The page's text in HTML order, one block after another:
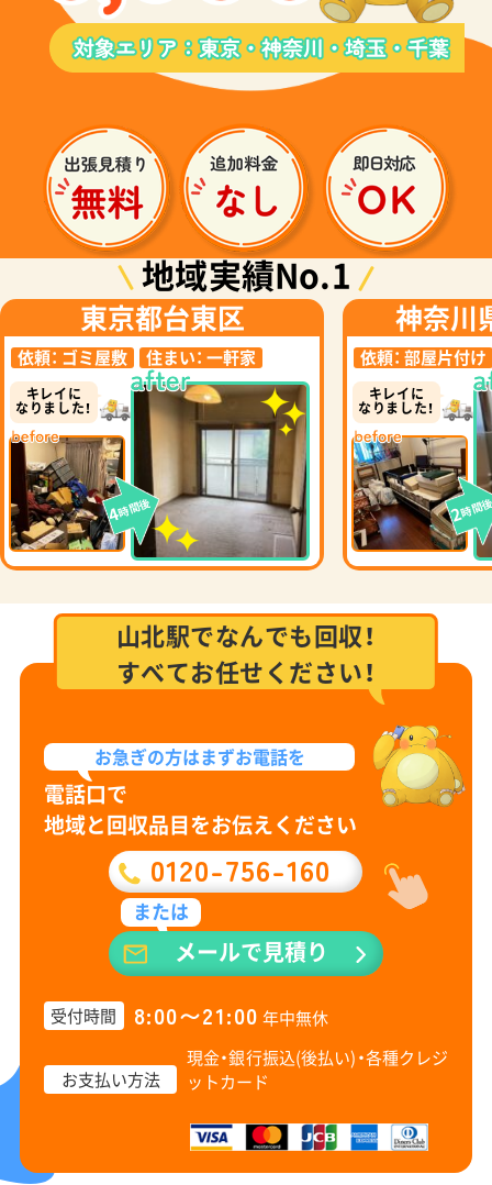
地域実績No.1
東京都台東区
依頼： ゴミ屋敷 住まい： 一軒家
キレイに
なりました！
4時間後
神奈川
依頼： 部屋片付け
キレイに
なりました！
2時間
山北駅でなんでも回収！
すべてお任せください！
お急ぎの方はまずお電話を
電話口で
地域と回収品目をお伝えください
0120-756-160
または
メールで見積り
受付時間 8:00〜21:00 年中無休
お支払い方法
現金・銀行振込(後払い)・各種クレジ
ットカード